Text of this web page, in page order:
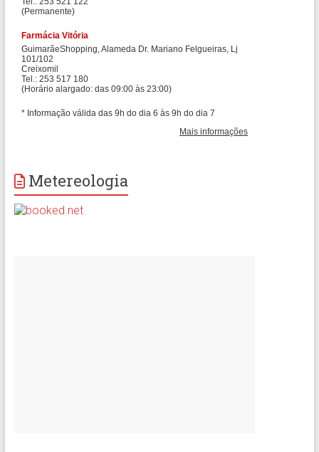
Metereologia